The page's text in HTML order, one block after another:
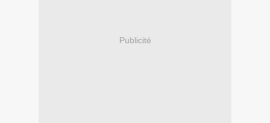
Publicité